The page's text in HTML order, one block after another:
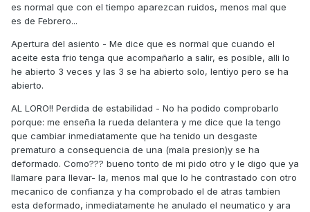
es normal que con el tiempo aparezcan ruidos, menos mal que
es de Febrero...
Apertura del asiento - Me dice que es normal que cuando el
aceite esta frio tenga que acompañarlo a salir, es posible, alli lo
he abierto 3 veces y las 3 se ha abierto solo, lentiyo pero se ha
abierto.
AL LORO!! Perdida de estabilidad - No ha podido comprobarlo
porque: me enseña la rueda delantera y me dice que la tengo
que cambiar inmediatamente que ha tenido un desgaste
prematuro a consequencia de una (mala presion)y se ha
deformado. Como??? bueno tonto de mi pido otro y le digo que ya
llamare para llevar- la, menos mal que lo he contrastado con otro
mecanico de confianza y ha comprobado el de atras tambien
esta deformado, inmediatamente he anulado el neumatico y ara